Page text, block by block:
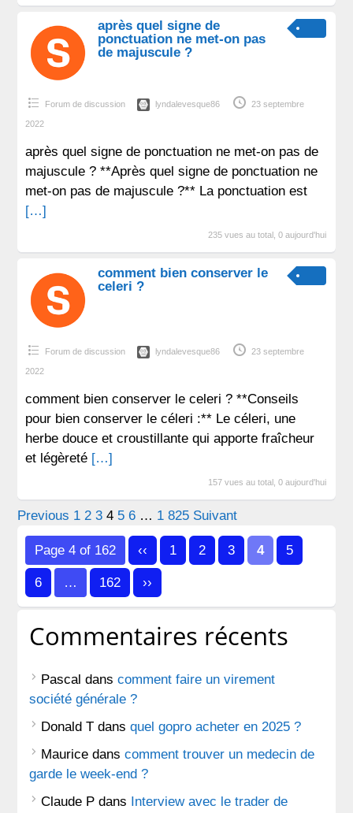
après quel signe de
ponctuation ne met-on pas
de majuscule ?
Forum de discussion lyndalevesque86 23 septembre
2022
après quel signe de ponctuation ne met-on pas de
majuscule ? **Après quel signe de ponctuation ne
met-on pas de majuscule ?** La ponctuation est
[…]
235 vues au total, 0 aujourd'hui
comment bien conserver le
celeri ?
Forum de discussion lyndalevesque86 23 septembre
2022
comment bien conserver le celeri ? **Conseils
pour bien conserver le céleri :** Le céleri, une
herbe douce et croustillante qui apporte fraîcheur
et légèreté […]
157 vues au total, 0 aujourd'hui
Pagination
des
publications
Previous 1 2 3 4 5 6 … 1 825 Suivant
Page 4 of 162 ‹‹ 1 2 3 4 5
6 … 162 ››
Commentaires récents
Pascal danscomment faire un virement
société générale ?
Donald T dansquel gopro acheter en 2025 ?
Maurice danscomment trouver un medecin de
garde le week-end ?
Claude P dans
Interview avec le trader de